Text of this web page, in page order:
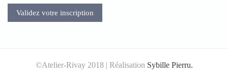
©Atelier-Rivay 2018 | Réalisation Sybille Pierru.